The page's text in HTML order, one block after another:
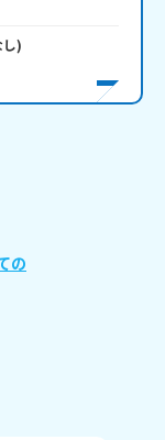
)
の